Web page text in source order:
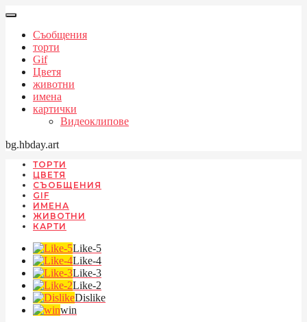
Съобщения
торти
Gif
Цветя
животни
имена
картички
Видеоклипове
bg.hbday.art
ТОРТИ
ЦВЕТЯ
СЪОБЩЕНИЯ
GIF
ИМЕНА
ЖИВОТНИ
КАРТИ
Like-5
Like-4
Like-3
Like-2
Dislike
win